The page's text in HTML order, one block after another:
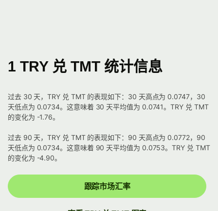
1 TRY 兑 TMT 统计信息
过去 30 天，TRY 兑 TMT 的表现如下：30 天高点为 0.0747，30
天低点为 0.0734。这意味着 30 天平均值为 0.0741。TRY 兑 TMT
的变化为 -1.76。
过去 90 天，TRY 兑 TMT 的表现如下：90 天高点为 0.0772，90
天低点为 0.0734。这意味着 90 天平均值为 0.0753。TRY 兑 TMT
的变化为 -4.90。
跟踪市场汇率